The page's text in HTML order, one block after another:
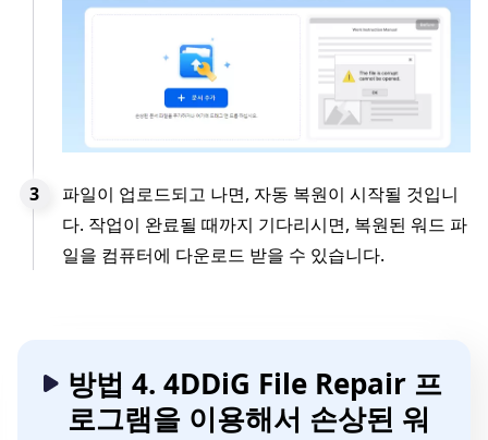
파일이 업로드되고 나면, 자동 복원이 시작될 것입니
다. 작업이 완료될 때까지 기다리시면, 복원된 워드 파
일을 컴퓨터에 다운로드 받을 수 있습니다.
방법 4. 4DDiG File Repair 프
로그램을 이용해서 손상된 워